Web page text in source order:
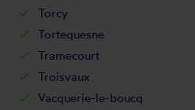
Torcy
Tortequesne
Tramecourt
Troisvaux
Vacquerie-le-boucq